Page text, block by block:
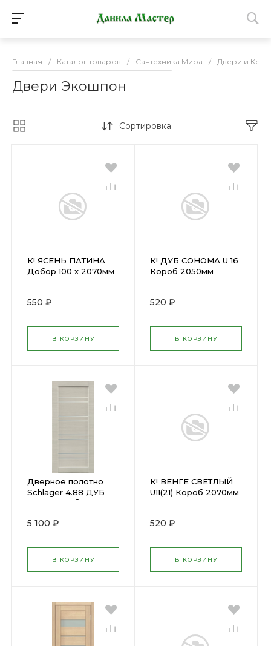
Главная / Каталог товаров / Сантехника Мира / Двери и
Двери Экошпон
Сортировка
К! ЯСЕНЬ ПАТИНА
Добор 100 х 2070мм
550 ₽
В КОРЗИНУ
К! ДУБ СОНОМА U 16
Короб 2050мм
520 ₽
В КОРЗИНУ
Дверное полотно
Schlager 4.88 ДУБ
МОЛОЧНЫЙ
5 100 ₽
В КОРЗИНУ
К! ВЕНГЕ СВЕТЛЫЙ
U11(21) Короб 2070мм
520 ₽
В КОРЗИНУ